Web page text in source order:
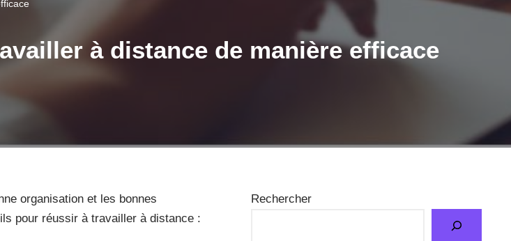
à distance de manière efficace
organisation et les bonnes
pour réussir à travailler à distance :
Rechercher